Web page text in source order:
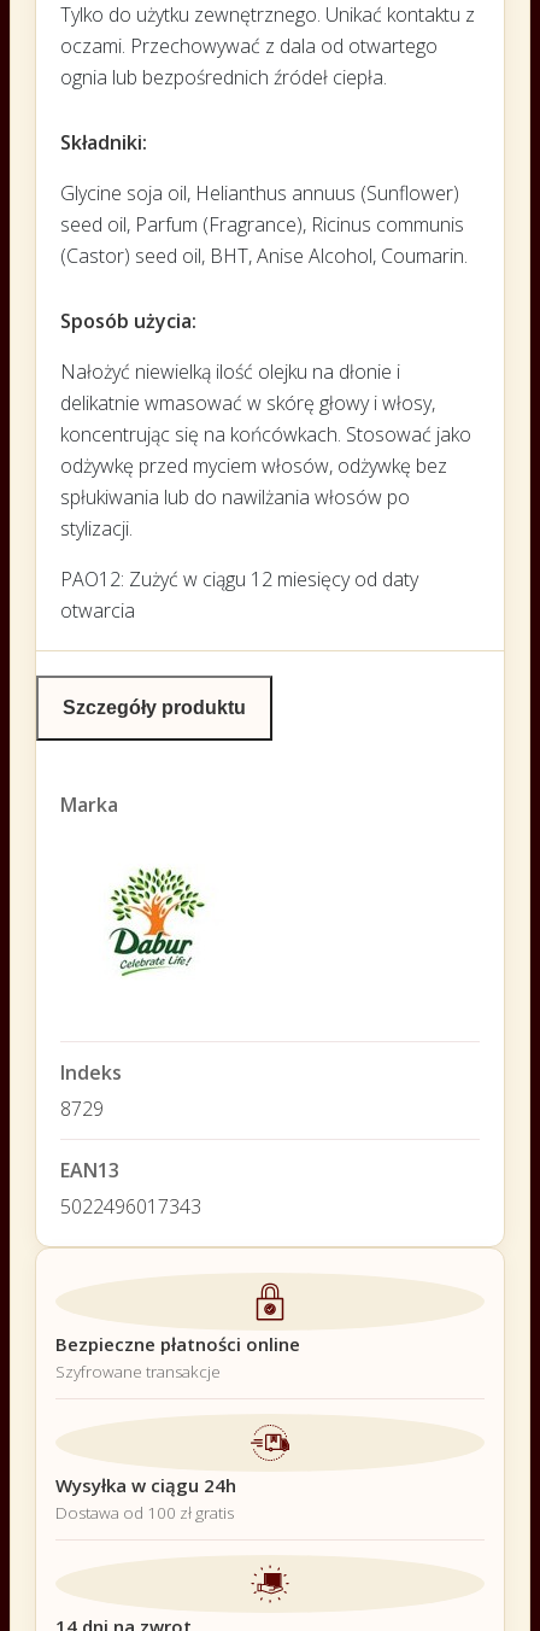
Tylko do użytku zewnętrznego. Unikać kontaktu z
oczami. Przechowywać z dala od otwartego
ognia lub bezpośrednich źródeł ciepła.
Składniki:
Glycine soja oil, Helianthus annuus (Sunflower)
seed oil, Parfum (Fragrance), Ricinus communis
(Castor) seed oil, BHT, Anise Alcohol, Coumarin.
Sposób użycia:
Nałożyć niewielką ilość olejku na dłonie i
delikatnie wmasować w skórę głowy i włosy,
koncentrując się na końcówkach. Stosować jako
odżywkę przed myciem włosów, odżywkę bez
spłukiwania lub do nawilżania włosów po
stylizacji.
PAO12: Zużyć w ciągu 12 miesięcy od daty
otwarcia
Szczegóły produktu
Marka
Indeks
8729
EAN13
5022496017343
Bezpieczne płatności online
Szyfrowane transakcje
Wysyłka w ciągu 24h
Dostawa od 100 zł gratis
14 dni na zwrot